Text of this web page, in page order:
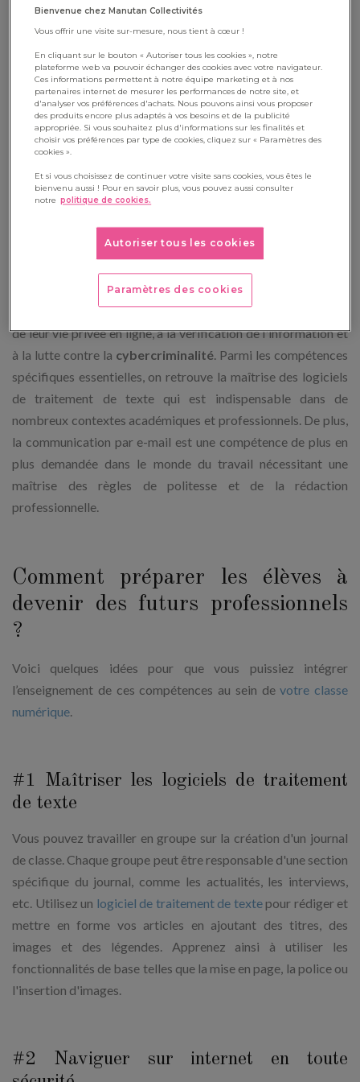
un monde où la technologie est omniprésente et où la maîtrise
des outils numériques est indispensable.
Les compétences développées en
classe numérique
simpleutilisation des ordinateurs et des tablettes en classe
numérique avec discernement, à comprendre les enjeux de la
Dès l’école, les élèves doivent être sensibilisés à la protection
de leur vie privée en ligne, à la vérification de l'information et
à la lutte contre la cybercriminalité. Parmi les compétences
spécifiques essentielles, on retrouve la maîtrise des logiciels
de traitement de texte qui est indispensable dans de
nombreux contextes académiques et professionnels. De plus,
la communication par e-mail est une compétence de plus en
plus demandée dans le monde du travail nécessitant une
maîtrise des règles de politesse et de la rédaction
professionnelle.
Comment préparer les élèves à
devenir des futurs professionnels
?
Voici quelques idées pour que vous puissiez intégrer
l’enseignement de ces compétences au sein devotre classe
numérique.
#1 Maîtriser les logiciels de traitement
de texte
Vous pouvez travailler en groupe sur la création d'un journal
de classe. Chaque groupe peut être responsable d'une section
spécifique du journal, comme les actualités, les interviews,
etc. Utilisez un logiciel de traitement de textepour rédiger et
mettre en forme vos articles en ajoutant des titres, des
images et des légendes. Apprenez ainsi à utiliser les
fonctionnalités de base telles que la mise en page, la police ou
l'insertion d'images.
#2 Naviguer sur internet en toute
Bienvenue chez Manutan Collectivités
Vous offrir une visite sur-mesure, nous tient à cœur !
En cliquant sur le bouton « Autoriser tous les cookies », notre
plateforme web va pouvoir échanger des cookies avec votre navigateur.
Ces informations permettent à notre équipe marketing et à nos
partenaires internet de mesurer les performances de notre site, et
d'analyser vos préférences d'achats. Nous pouvons ainsi vous proposer
des produits encore plus adaptés à vos besoins et de la publicité
appropriée. Si vous souhaitez plus d'informations sur les finalités et
choisir vos préférences par type de cookies, cliquez sur « Paramètres des
cookies ».
Et si vous choisissez de continuer votre visite sans cookies, vous êtes le
bienvenu aussi ! Pour en savoir plus, vous pouvez aussi consulter
notre politique de cookies.
Autoriser tous les cookies
Paramètres des cookies